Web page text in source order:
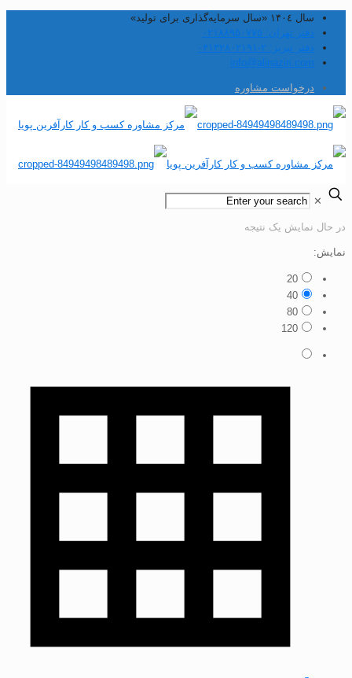
سال ۱۴۰٤ «سال سرمایه‌گذاری برای تولید»
دفتر تهران: ۰۲۱۸۸۹۵۰۷۷۵
دفتر تبریز: ۲-۰۴۱۳۲۸۰۲۱۹۱
info@alinaziri.com
درخواست مشاوره
✕
در حال نمایش یک نتیجه
نمایش:
20
40
80
120